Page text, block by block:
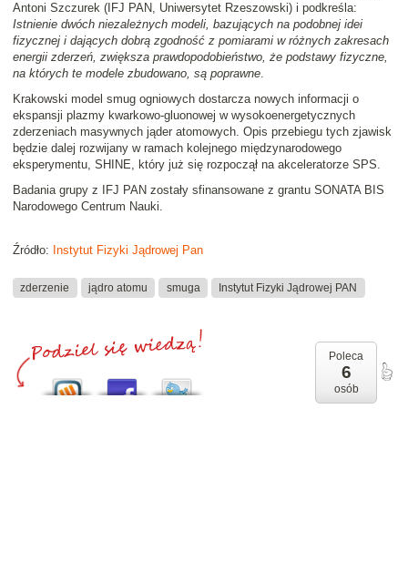
Antoni Szczurek (IFJ PAN, Uniwersytet Rzeszowski) i podkreśla:
Istnienie dwóch niezależnych modeli, bazujących na podobnej idei
fizycznej i dających dobrą zgodność z pomiarami w różnych zakresach
energii zderzeń, zwiększa prawdopodobieństwo, że podstawy fizyczne,
na których te modele zbudowano, są poprawne.
Krakowski model smug ogniowych dostarcza nowych informacji o
ekspansji plazmy kwarkowo-gluonowej w wysokoenergetycznych
zderzeniach masywnych jąder atomowych. Opis przebiegu tych zjawisk
będzie dalej rozwijany w ramach kolejnego międzynarodowego
eksperymentu, SHINE, który już się rozpoczął na akceleratorze SPS.
Badania grupy z IFJ PAN zostały sfinansowane z grantu SONATA BIS
Narodowego Centrum Nauki.
Źródło: Instytut Fizyki Jądrowej Pan
zderzenie jądro atomu smuga Instytut Fizyki Jądrowej PAN
Poleca
6
osób